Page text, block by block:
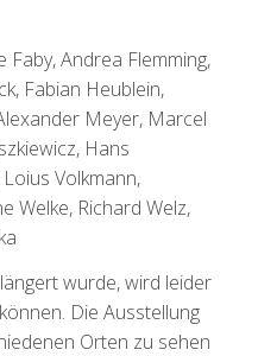
Andrea Flemming,
Fabian Heublein,
Meyer, Marcel
Hans
Volkmann,
Welke, Richard Welz,
wurde, wird leider
Die Ausstellung
Orten zu sehen